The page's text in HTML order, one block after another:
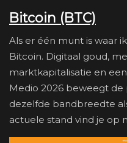
Bitcoin (BTC)
Als er één munt is waar
Bitcoin. Digitaal goud,
marktkapitalisatie en
Medio 2026 beweegt de
dezelfde bandbreedte
actuele stand vind je op